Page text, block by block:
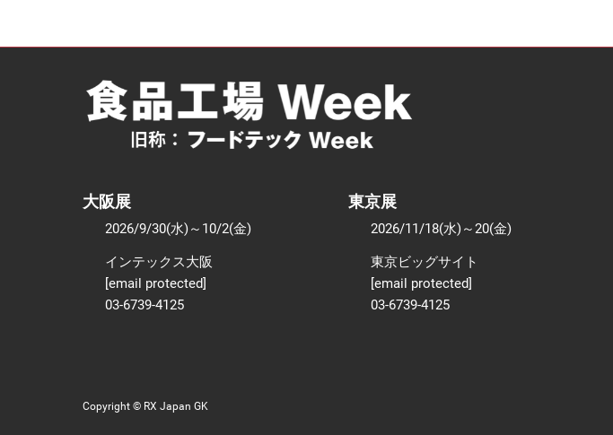
大阪展
2026/9/30(水)～10/2(金)
インテックス大阪
[email protected]
03-6739-4125
東京展
2026/11/18(水)～20(金)
東京ビッグサイト
[email protected]
03-6739-4125
Copyright © RX Japan GK